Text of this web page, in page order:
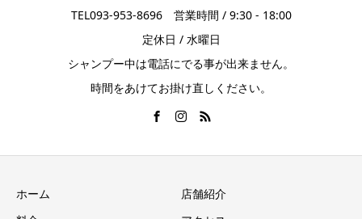
TEL093-953-8696 営業時間 / 9:30 - 18:00
定休日 / 水曜日
シャンプー中は電話にでる事が出来ません。
時間をあけてお掛け直しください。
ホーム
店舗紹介